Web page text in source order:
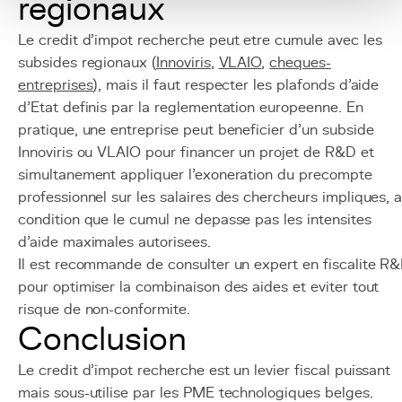
regionaux
Le credit d'impot recherche peut etre cumule avec les
subsides regionaux (Innoviris, VLAIO,cheques-
entreprises), mais il faut respecter les plafonds d'aide
d'Etat definis par la reglementation europeenne. En
pratique, une entreprise peut beneficier d'un subside
Innoviris ou VLAIO pour financer un projet de R&D et
simultanement appliquer l'exoneration du precompte
professionnel sur les salaires des chercheurs impliques, a
condition que le cumul ne depasse pas les intensites
d'aide maximales autorisees.
Il est recommande de consulter un expert en fiscalite
pour optimiser la combinaison des aides et eviter tout
risque de non-conformite.
Conclusion
Le credit d'impot recherche est un levier fiscal puissant
mais sous-utilise par les PME technologiques belges.